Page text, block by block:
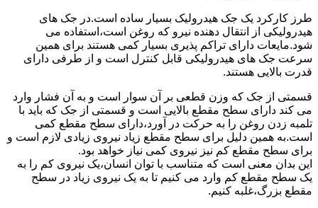
طرز کارکرد یک جک هیدرولیک بسیار ساده است.در جک های
هیدرولیکی از انتقال دهنده نیرو که روغن است،استفاده می
شود.مایعات دارای تراکم پذیری بسیار کمی هستند برای همین
سرعت جک های هیدرولیکی قابل کنترل است و از طرفی دارای
قدرت بالایی هستند.
قسمتی از جک که وزن قطعی بر آن سوار است و به آن فشار وارد
می کند دارای سطح مقطع بالایی است و قسمتی از جک که باید با
تلمبه زدن روغن را به حرکت در آورد،دارای سطح مقطع کمی
است.به همین دلیل برای سطح مقطع زیاد نیروی زیادی لازم است و
برای سطح مقطع کم نیز نیروی کمی نیاز خواهد بود.
این بدان معنی است که متناسب با توان انسان،یک نیروی کم را به
یک سطح مقطع کم وارد می کنیم تا به یک نیروی زیاد در سطح
مقطع بزرگ،غلبه کنیم.